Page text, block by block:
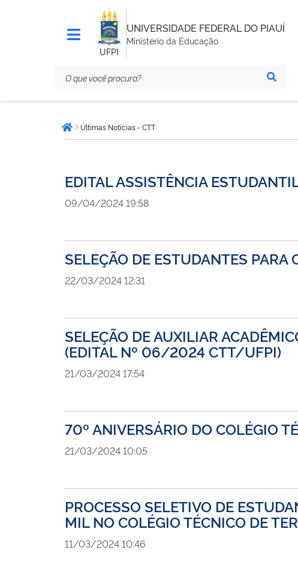
UFPI
UNIVERSIDADE FEDERAL DO PIAUÍ
Ministério da Educação
está
aqui:Página inicial
Últimas Notícias - CTT
EDITAL ASSISTÊNCIA
09/04/2024 19:58
SELEÇÃO DE ESTUDANTES
22/03/2024 12:31
SELEÇÃO DE AUXILIAR
(EDITAL Nº 06/2024 CTT/UFPI)
21/03/2024 17:54
70º ANIVERSÁRIO DO COLÉGIO
21/03/2024 10:05
PROCESSO SELETIVO DE
MIL NO COLÉGIO TÉCNICO DE
11/03/2024 10:46